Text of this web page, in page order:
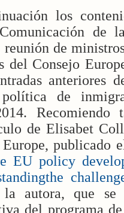
los
de
reunión de
del Consejo
de
de Elisabet
publicado
EU policy
la autora, que
del programa